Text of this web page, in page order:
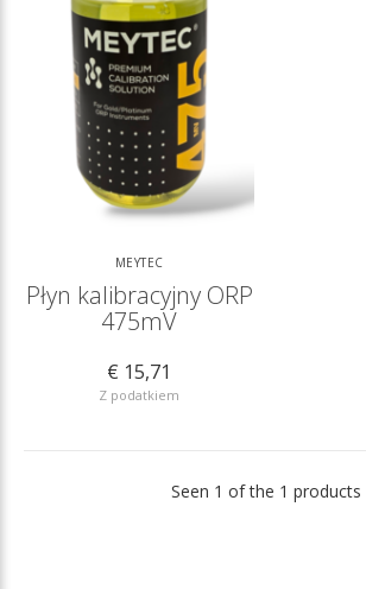
MEYTEC
Płyn kalibracyjny ORP
475mV
€ 15,71
Z podatkiem
Seen 1 of the 1 products